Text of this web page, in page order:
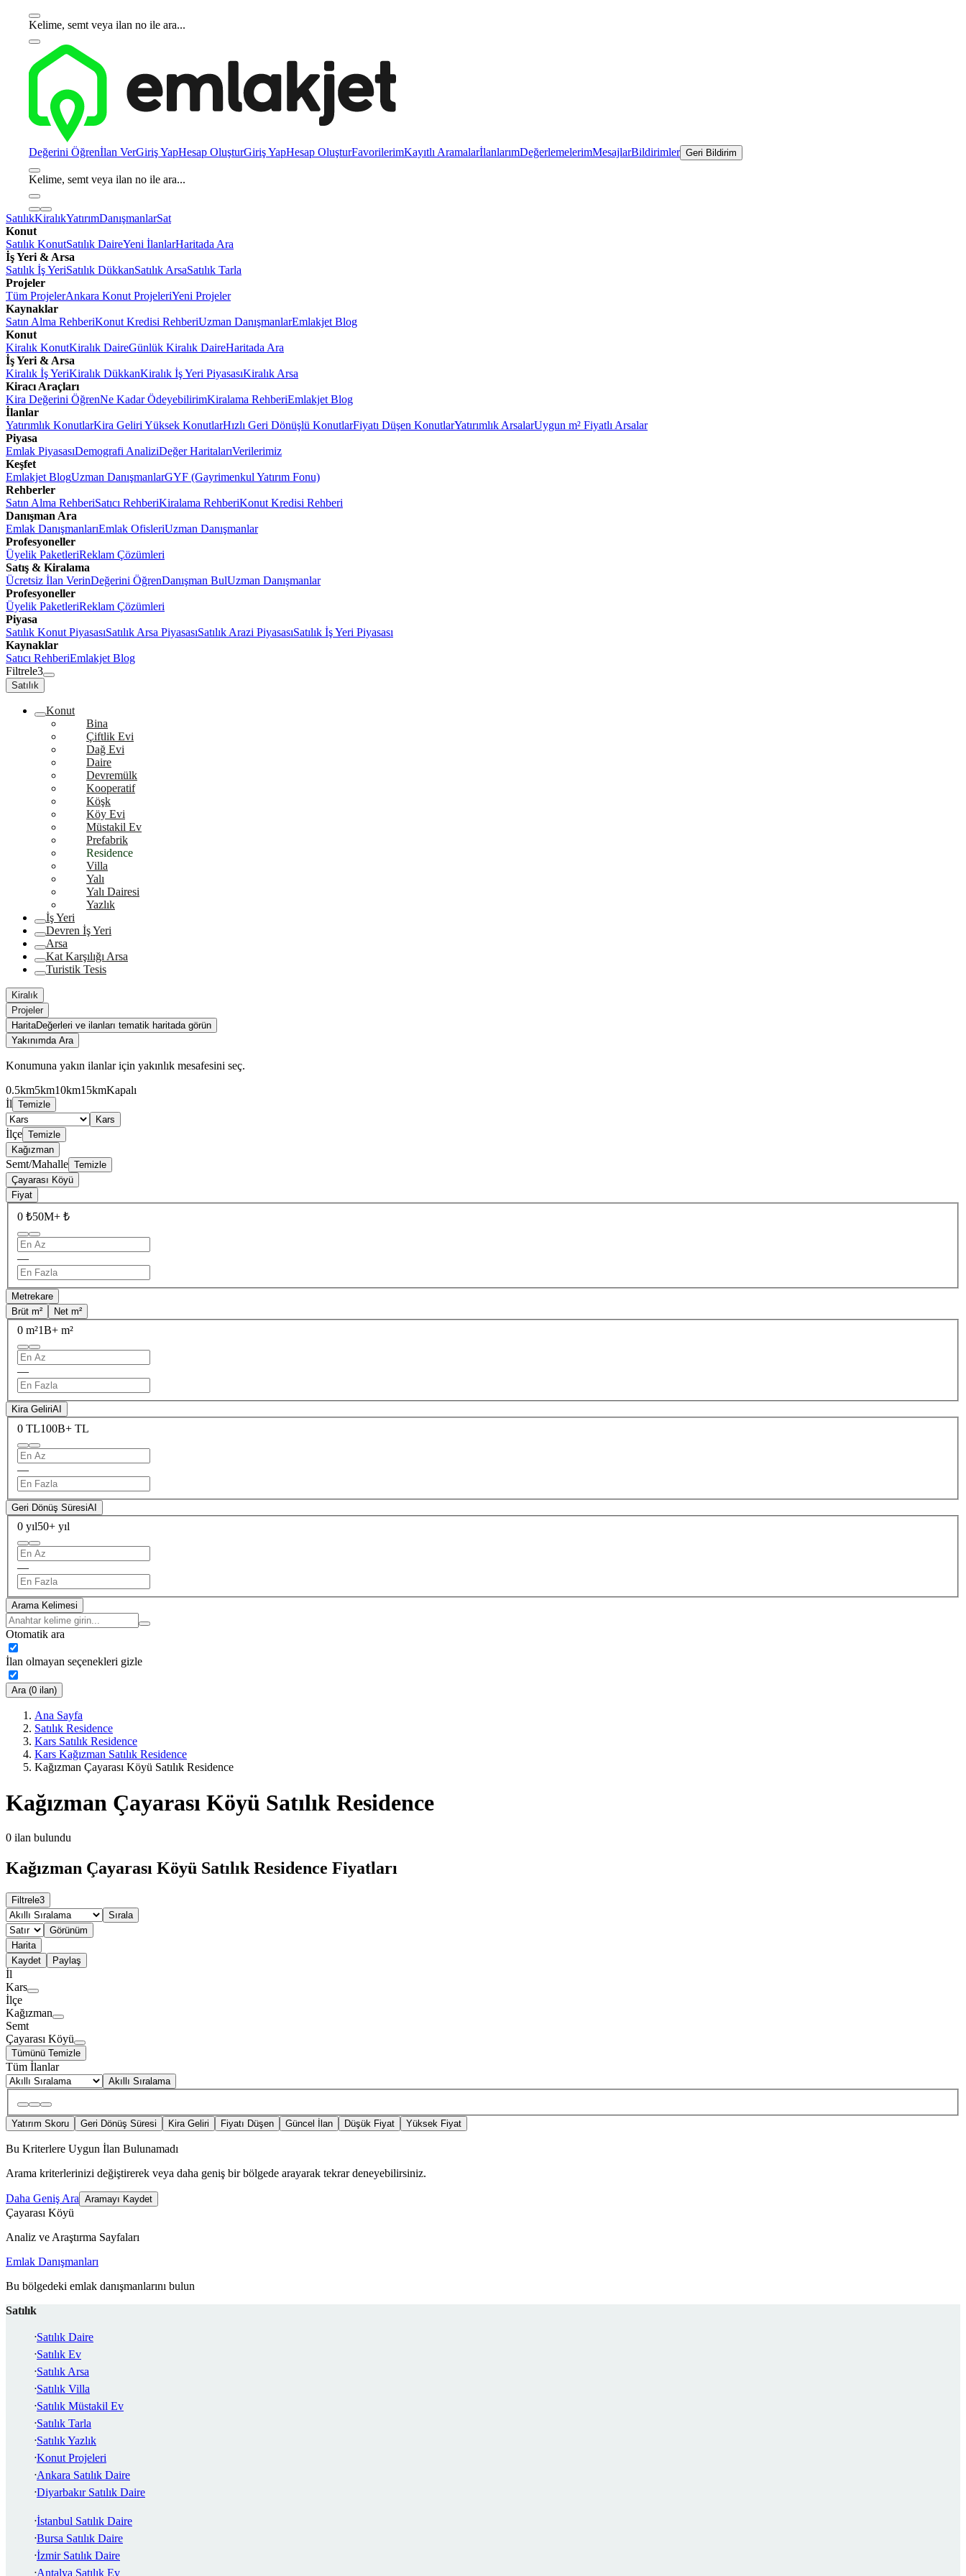
Kelime, semt veya ilan no ile ara...
Değerini Öğrenİlan VerGiriş YapHesap OluşturGiriş YapHesap OluşturFavorilerimKayıtlı AramalarİlanlarımDeğerlemelerimMesajlarBildirimler Geri Bildirim
Kelime, semt veya ilan no ile ara...
SatılıkKiralıkYatırımDanışmanlarSat
Konut
Satılık KonutSatılık DaireYeni İlanlarHaritada Ara
İş Yeri & Arsa
Satılık İş YeriSatılık DükkanSatılık ArsaSatılık Tarla
Projeler
Tüm ProjelerAnkara Konut ProjeleriYeni Projeler
Kaynaklar
Satın Alma RehberiKonut Kredisi RehberiUzman DanışmanlarEmlakjet Blog
Konut
Kiralık KonutKiralık DaireGünlük Kiralık DaireHaritada Ara
İş Yeri & Arsa
Kiralık İş YeriKiralık DükkanKiralık İş Yeri PiyasasıKiralık Arsa
Kiracı Araçları
Kira Değerini ÖğrenNe Kadar ÖdeyebilirimKiralama RehberiEmlakjet Blog
İlanlar
Yatırımlık KonutlarKira Geliri Yüksek KonutlarHızlı Geri Dönüşlü KonutlarFiyatı Düşen KonutlarYatırımlık ArsalarUygun m² Fiyatlı Arsalar
Piyasa
Emlak PiyasasıDemografi AnaliziDeğer HaritalarıVerilerimiz
Keşfet
Emlakjet BlogUzman DanışmanlarGYF (Gayrimenkul Yatırım Fonu)
Rehberler
Satın Alma RehberiSatıcı RehberiKiralama RehberiKonut Kredisi Rehberi
Danışman Ara
Emlak DanışmanlarıEmlak OfisleriUzman Danışmanlar
Profesyoneller
Üyelik PaketleriReklam Çözümleri
Satış & Kiralama
Ücretsiz İlan VerinDeğerini ÖğrenDanışman BulUzman Danışmanlar
Profesyoneller
Üyelik PaketleriReklam Çözümleri
Piyasa
Satılık Konut PiyasasıSatılık Arsa PiyasasıSatılık Arazi PiyasasıSatılık İş Yeri Piyasası
Kaynaklar
Satıcı RehberiEmlakjet Blog
Filtrele3
Satılık
Konut
Bina
Çiftlik Evi
Dağ Evi
Daire
Devremülk
Kooperatif
Köşk
Köy Evi
Müstakil Ev
Prefabrik
Residence
Villa
Yalı
Yalı Dairesi
Yazlık
İş Yeri
Devren İş Yeri
Arsa
Kat Karşılığı Arsa
Turistik Tesis
Kiralık
Projeler
HaritaDeğerleri ve ilanları tematik haritada görün
Yakınımda Ara
Konumuna yakın ilanlar için yakınlık mesafesini seç.
0.5km5km10km15kmKapalı
İl Temizle
Kars
İlçe Temizle
Kağızman
Semt/Mahalle Temizle
Çayarası Köyü
Fiyat
0 ₺50M+ ₺
—
Metrekare
Brüt m²
Net m²
0 m²1B+ m²
—
Kira GeliriAI
0 TL100B+ TL
—
Geri Dönüş SüresiAI
0 yıl50+ yıl
—
Arama Kelimesi
Otomatik ara
İlan olmayan seçenekleri gizle
Ara (0 ilan)
Ana Sayfa
Satılık Residence
Kars Satılık Residence
Kars Kağızman Satılık Residence
Kağızman Çayarası Köyü Satılık Residence
Kağızman Çayarası Köyü Satılık Residence
0 ilan bulundu
Kağızman Çayarası Köyü Satılık Residence Fiyatları
Filtrele3
Sırala
Görünüm
Harita
Kaydet
Paylaş
İl
Kars
İlçe
Kağızman
Semt
Çayarası Köyü
Tümünü Temizle
Tüm İlanlar
Akıllı Sıralama
Yatırım Skoru Geri Dönüş Süresi Kira Geliri Fiyatı Düşen Güncel İlan Düşük Fiyat Yüksek Fiyat
Bu Kriterlere Uygun İlan Bulunamadı
Arama kriterlerinizi değiştirerek veya daha geniş bir bölgede arayarak tekrar deneyebilirsiniz.
Daha Geniş Ara Aramayı Kaydet
Çayarası Köyü
Analiz ve Araştırma Sayfaları
Emlak Danışmanları
Bu bölgedeki emlak danışmanlarını bulun
Satılık
Satılık Daire
Satılık Ev
Satılık Arsa
Satılık Villa
Satılık Müstakil Ev
Satılık Tarla
Satılık Yazlık
Konut Projeleri
Ankara Satılık Daire
Diyarbakır Satılık Daire
İstanbul Satılık Daire
Bursa Satılık Daire
İzmir Satılık Daire
Antalya Satılık Ev